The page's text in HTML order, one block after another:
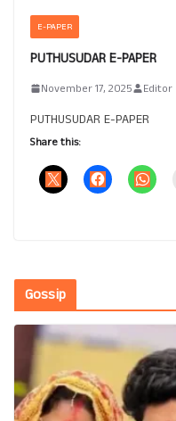
E-PAPER
PUTHUSUDAR E-PAPER
November 17, 2025 Editor
PUTHUSUDAR E-PAPER
Share this:
Gossip